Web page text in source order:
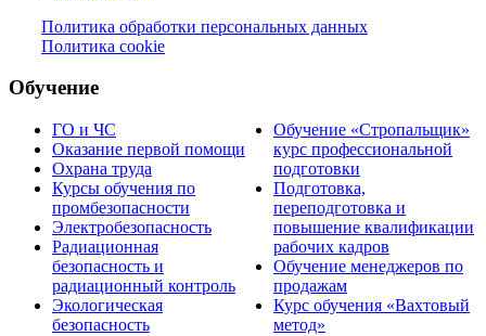
Политика обработки персональных данных
Политика cookie
Обучение
ГО и ЧС
Оказание первой помощи
Охрана труда
Курсы обучения по
промбезопасности
Электробезопасность
Радиационная
безопасность и
радиационный контроль
Экологическая
безопасность
Обучение «Стропальщик»
курс профессиональной
подготовки
Подготовка,
переподготовка и
повышение квалификации
рабочих кадров
Обучение менеджеров по
продажам
Курс обучения «Вахтовый
метод»